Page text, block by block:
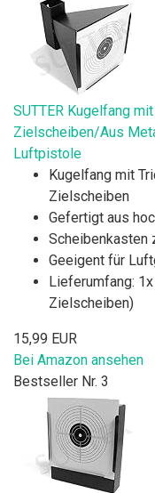
SUTTER Kugelfang
Zielscheiben/Aus
Luftpistole
Kugelfang mit
Zielscheiben
Gefertigt aus
Scheibenkasten
Geeigent für
Lieferumfang:
Zielscheiben)
15,99 EUR
Bei Amazon ansehen
Bestseller Nr. 3